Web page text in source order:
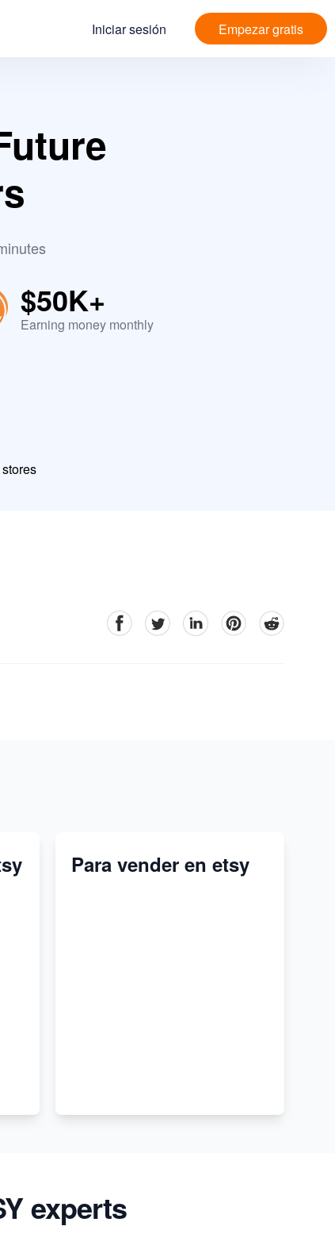
Iniciar sesión Empezar gratis
$50K+
Earning money monthly
facebookTwitter linkedinpinterestreddit
Para vender en etsy
experts